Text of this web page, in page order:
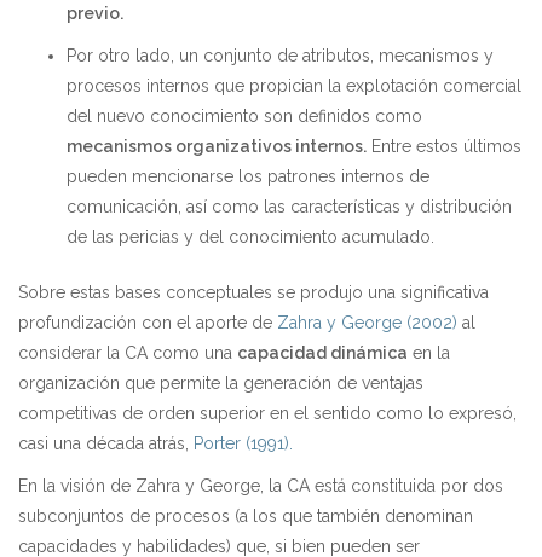
previo.
Por otro lado, un conjunto de atributos, mecanismos y
procesos internos que propician la explotación comercial
del nuevo conocimiento son definidos como
mecanismos organizativos internos. Entre estos últimos
pueden mencionarse los patrones internos de
comunicación, así como las características y distribución
de las pericias y del conocimiento acumulado.
Sobre estas bases conceptuales se produjo una significativa
profundización con el aporte de Zahra y George (2002) al
considerar la CA como una capacidad dinámica en la
organización que permite la generación de ventajas
competitivas de orden superior en el sentido como lo expresó,
casi una década atrás,
Porter (1991).
En la visión de Zahra y George, la CA está constituida por dos
subconjuntos de procesos (a los que también denominan
capacidades y habilidades) que, si bien pueden ser